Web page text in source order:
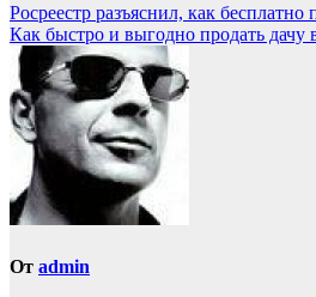
Навигация
по
записям
Росреестр разъяснил, как
Как быстро и выгодно продать
От admin